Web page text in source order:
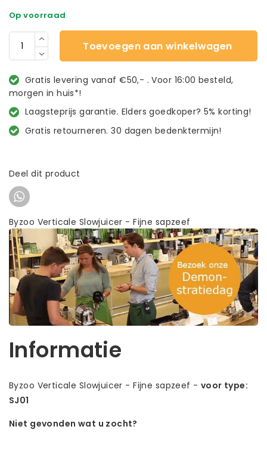
Op voorraad
Toevoegen aan winkelwagen
Gratis levering vanaf €50,- . Voor 16:00 besteld,
morgen in huis*!
Laagsteprijs garantie. Elders goedkoper? 5% korting!
Gratis retourneren. 30 dagen bedenktermijn!
Deel dit product
Byzoo Verticale Slowjuicer - Fijne sapzeef
Informatie
Byzoo Verticale Slowjuicer - Fijne sapzeef - voor type:
SJ01
Niet gevonden wat u zocht?